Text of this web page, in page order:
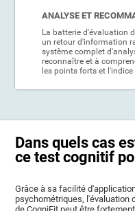
ANALYSE ET
La batterie d'évaluation
un retour d'information
système complet
reconnaître et à
les points forts et l'indice
Dans quels cas
ce test cognitif
Grâce à sa facilité
psychométriques, l'évaluation